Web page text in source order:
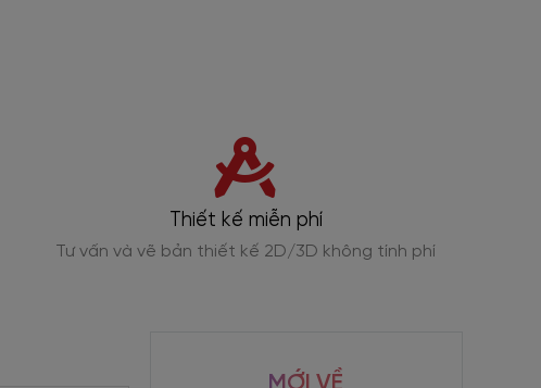
Thiết kế miễn phí
Tư vấn và vẽ bản thiết kế 2D/3D không tính phí